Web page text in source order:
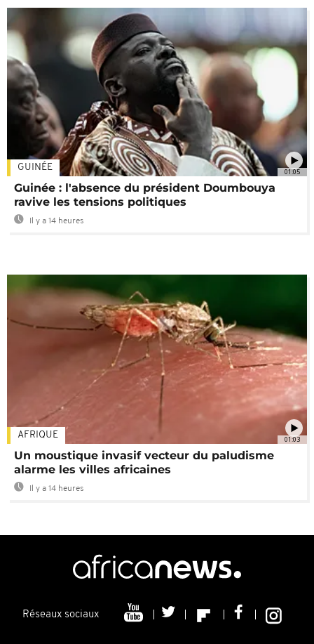
01:05
GUINÉE
Guinée : l'absence du président Doumbouya
ravive les tensions politiques
Il y a 14 heures
01:03
AFRIQUE
Un moustique invasif vecteur du paludisme
alarme les villes africaines
Il y a 14 heures
Réseaux sociaux